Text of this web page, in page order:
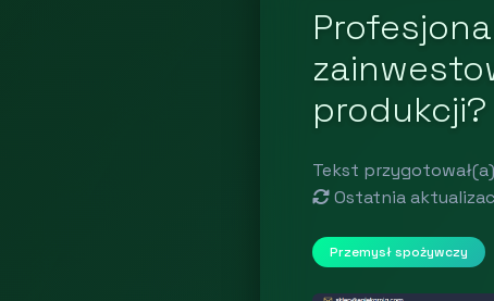
produkcji?
Tekst
Ostatnia
Przemysł spożywczy